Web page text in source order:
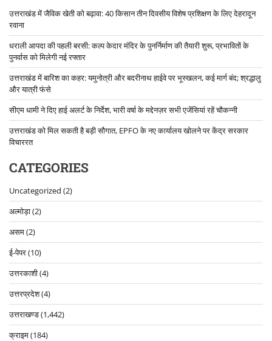
उत्तराखंड में जैविक खेती को बढ़ावा: 40 किसान तीन दिवसीय विशेष प्रशिक्षण के लिए देहरादून
रवाना
धराली आपदा की पहली बरसी: कल्प केदार मंदिर के पुनर्निर्माण की तैयारी शुरू, प्रभावितों के
पुनर्वास को मिलेगी नई रफ्तार
उत्तराखंड में बारिश का कहर: यमुनोत्री और बदरीनाथ हाईवे पर भूस्खलन, कई मार्ग बंद; श्रद्धालु
और यात्री फंसे
सीएम धामी ने दिए हाई अलर्ट के निर्देश, भारी वर्षा के मद्देनज़र सभी एजेंसियां रहें चौकन्नी
उत्तराखंड को मिल सकती है बड़ी सौगात, EPFO के नए कार्यालय खोलने पर केंद्र सरकार
विचाररत
CATEGORIES
Uncategorized (2)
अल्मोड़ा(2)
असम(2)
ई-पेपर(10)
उत्तरकाशी(4)
उत्तरप्रदेश(4)
उत्तराखण्ड(1,442)
क्राइम(184)